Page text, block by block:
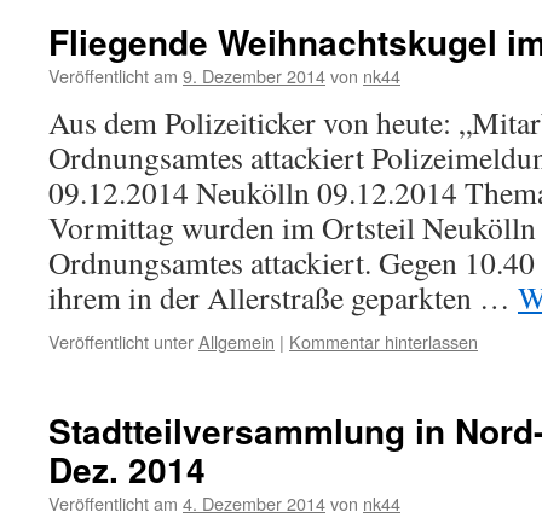
Fliegende Weihnachtskugel
Veröffentlicht am 9. Dezember 2014von nk44
Aus dem Polizeiticker von heute:
Ordnungsamtes attackiert
09.12.2014 Neukölln 09.12.2014
Vormittag wurden im Ortsteil
Ordnungsamtes attackiert. Gegen
ihrem in der Allerstraße geparkten …
Veröffentlicht unterAllgemein | Kommentar hinterlassen
Stadtteilversammlung in
Dez. 2014
Veröffentlicht am 4. Dezember 2014von nk44